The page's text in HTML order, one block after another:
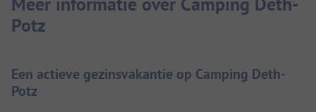
Potz
Een actieve gezinsvakantie op Camping Deth-
Potz